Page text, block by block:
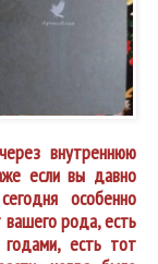
внутреннюю
если вы давно
особенно
рода, есть
годами, есть тот